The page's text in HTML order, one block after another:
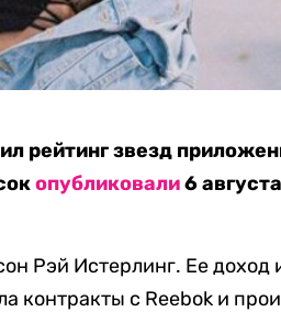
рейтинг звезд
опубликовали6
Рэй Истерлинг. Ее доход
контракты с Reebok и